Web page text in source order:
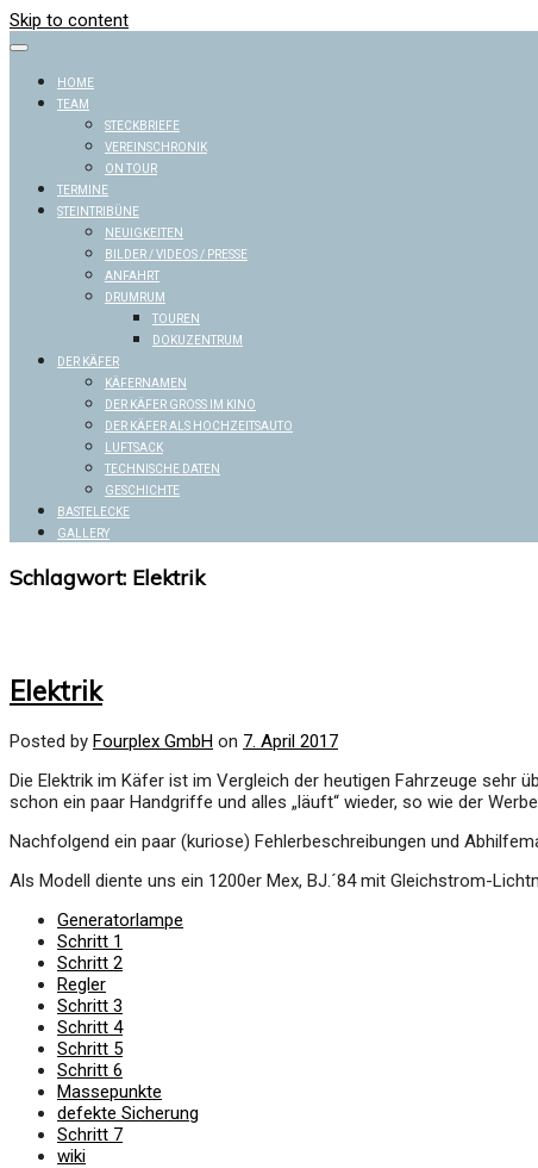
Skip to content
HOME
TEAM
STECKBRIEFE
VEREINSCHRONIK
ON TOUR
TERMINE
STEINTRIBÜNE
NEUIGKEITEN
BILDER / VIDEOS / PRESSE
ANFAHRT
DRUMRUM
TOUREN
DOKUZENTRUM
DER KÄFER
KÄFERNAMEN
DER KÄFER GROSS IM KINO
DER KÄFER ALS HOCHZEITSAUTO
LUFTSACK
TECHNISCHE DATEN
GESCHICHTE
BASTELECKE
GALLERY
Schlagwort: Elektrik
Elektrik
Posted by Fourplex GmbH on 7. April 2017
Die Elektrik im Käfer ist im Vergleich der heutigen Fahrzeuge
schon ein paar Handgriffe und alles „läuft“ wieder, so wie der
Nachfolgend ein paar (kuriose) Fehlerbeschreibungen und
Als Modell diente uns ein 1200er Mex, BJ.´84 mit Gleichstrom-
Generatorlampe
Schritt 1
Schritt 2
Regler
Schritt 3
Schritt 4
Schritt 5
Schritt 6
Massepunkte
defekte Sicherung
Schritt 7
wiki